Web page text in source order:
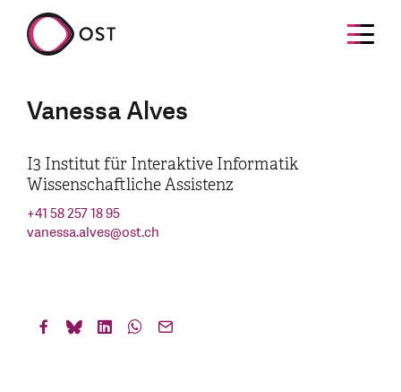
Vanessa Alves
I3 Institut für Interaktive Informatik
Wissenschaftliche Assistenz
+41 58 257 18 95
vanessa.alves@ost.ch